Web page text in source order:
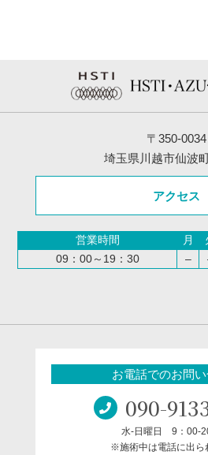
〒350-0034
埼玉県川越市仙波
アクセス
営業時間 月
09：00～19：30
–
お電話でのお問
090-
水-日曜日 9：00-
※施術中は電話に出ら